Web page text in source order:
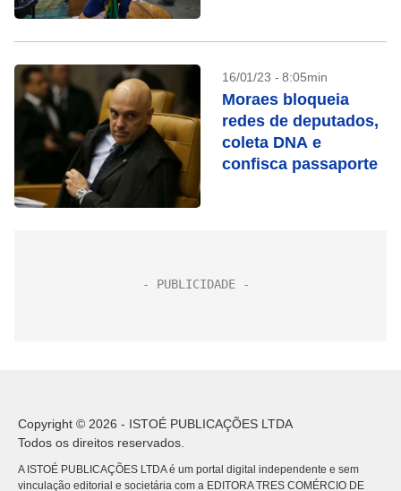
16/01/23 - 8:05min
Moraes bloqueia
redes de deputados,
coleta DNA e
confisca passaporte
Copyright © 2026 - ISTOÉ PUBLICAÇÕES LTDA
Todos os direitos reservados.
A ISTOÉ PUBLICAÇÕES LTDA é um portal digital independente e sem
vinculação editorial e societária com a EDITORA TRES COMÉRCIO DE